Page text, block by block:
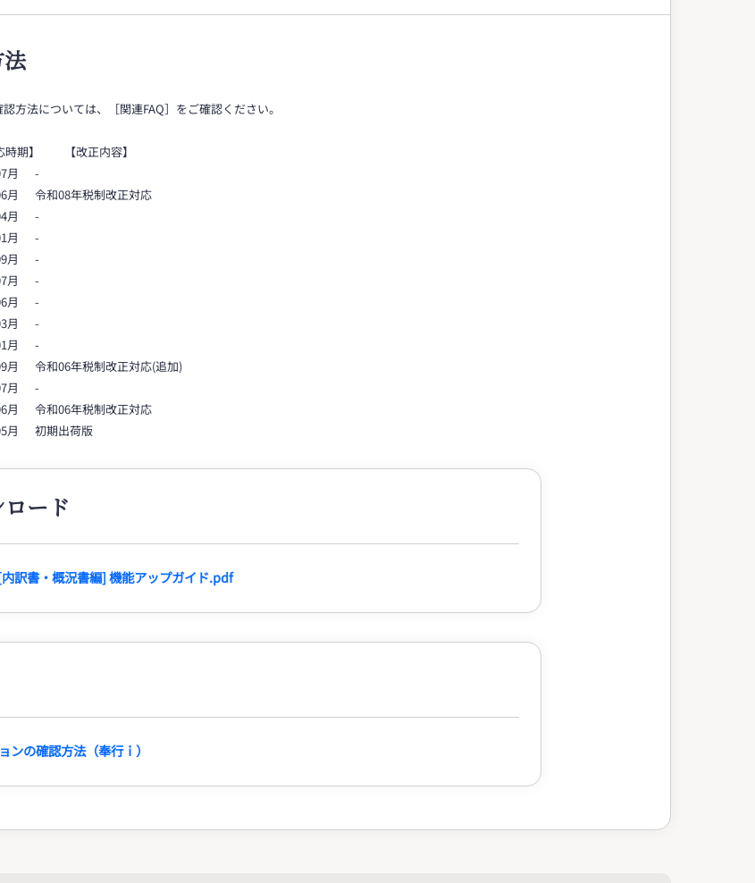
方法については、［関連FAQ］をご確認ください。
時期】 【改正内容】
月 -
月 令和08年税制改正対応
月 -
月 -
月 -
月 -
月 -
月 -
月 -
令和06年税制改正対応(追加)
月 -
令和06年税制改正対応
月 初期出荷版
ード
訳書・概況書編] 機能アップガイド.pdf
ンの確認方法（奉行ｉ）